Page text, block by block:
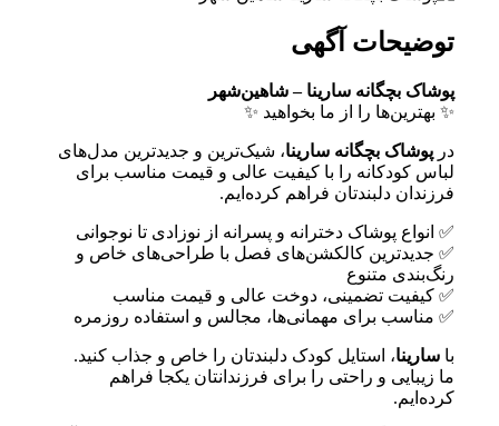
توضیحات آگهی
پوشاک بچگانه سارینا – شاهین‌شهر
✨ بهترین‌ها را از ما بخواهید ✨
در پوشاک بچگانه سارینا، شیک‌ترین و جدیدترین مدل‌های
لباس کودکانه را با کیفیت عالی و قیمت مناسب برای
فرزندان دلبندتان فراهم کرده‌ایم.
✅ انواع پوشاک دخترانه و پسرانه از نوزادی تا نوجوانی
✅ جدیدترین کالکشن‌های فصل با طراحی‌های خاص و
رنگ‌بندی متنوع
✅ کیفیت تضمینی، دوخت عالی و قیمت مناسب
✅ مناسب برای مهمانی‌ها، مجالس و استفاده روزمره
با سارینا، استایل کودک دلبندتان را خاص و جذاب کنید.
ما زیبایی و راحتی را برای فرزندانتان یکجا فراهم
کرده‌ایم.